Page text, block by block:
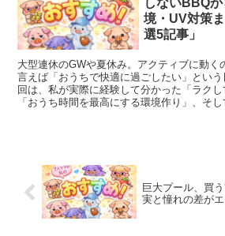
境・UV対策
選5記事」
大型連休のGWや夏休み。アクティブに動く
言えば「おうちで快適に過ごしたい」とい
回は、私が実際に経験して分かった「ラク
「おうち時間を最高にする環境作り」、そし
巨大プール、買
実と憧れの差が